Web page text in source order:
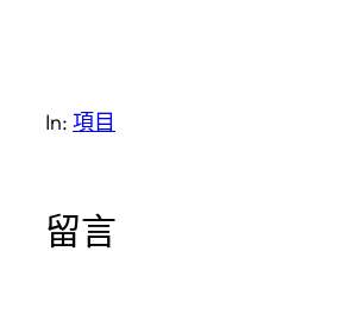
In: 項目
留言